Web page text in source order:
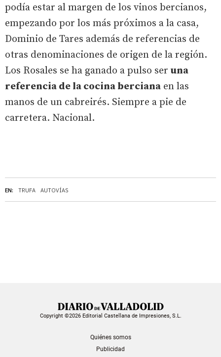
EN: TRUFA AUTOVÍAS
podía estar al margen de los vinos bercianos,
empezando por los más próximos a la casa,
Dominio de Tares además de referencias de
otras denominaciones de origen de la región.
Los Rosales se ha ganado a pulso ser una
referencia de la cocina berciana en las
manos de un cabreirés. Siempre a pie de
carretera. Nacional.
Copyright ©2026 Editorial Castellana de Impresiones, S.L.
Quiénes somos
Publicidad